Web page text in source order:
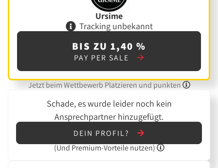
Ursime
Tracking unbekannt
BIS ZU 1,40 %
PAY PER SALE
Jetzt beim Wettbewerb Platzieren und punkten
Schade, es wurde leider noch kein
Ansprechpartner hinzugefügt.
DEIN PROFIL?
(Und Premium-Vorteile nutzen)